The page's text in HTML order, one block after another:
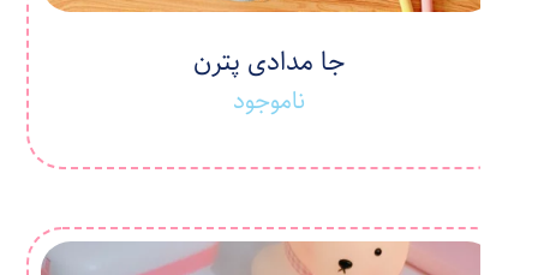
جا مدادی پترن
ناموجود